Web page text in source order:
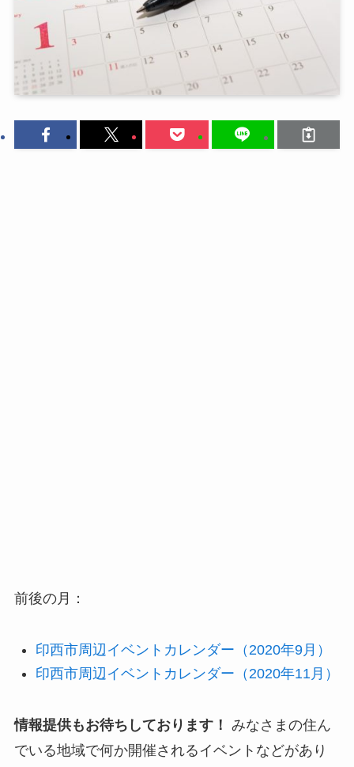
前後の月：
印西市周辺イベントカレンダー（2020年9月）
印西市周辺イベントカレンダー（2020年11月）
情報提供もお待ちしております！ みなさまの住ん
でいる地域で何か開催されるイベントなどがあり